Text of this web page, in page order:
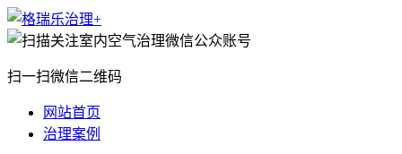
扫一扫微信二维码
网站首页
治理案例